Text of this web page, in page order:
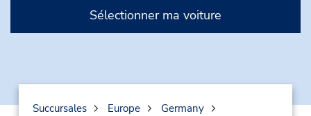
Sélectionner ma voiture
Succursales Europe
Germany